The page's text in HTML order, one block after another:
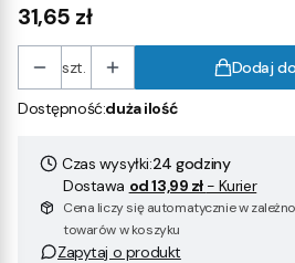
Cena
31,65 zł
szt. Dodaj
Dostępność:duża ilość
Czas wysyłki:24 godziny
Dostawa od 13,99 zł - Kurier
Cena liczy się automatycznie w
towarów w koszyku
Zapytaj o produkt